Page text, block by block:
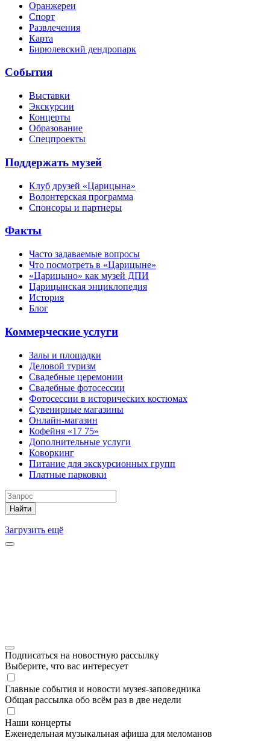
Оранжереи
Спорт
Развлечения
Карта
Бирюлевский дендропарк
События
Выставки
Экскурсии
Концерты
Образование
Спецпроекты
Поддержать музей
Клуб друзей «Царицына»
Волонтерская программа
Спонсоры и партнеры
Факты
Часто задаваемые вопросы
Что посмотреть в «Царицыне»
«Царицыно» как музей ДПИ
Царицынская энциклопедия
История
Блог
Коммерческие услуги
Залы и площадки
Деловой туризм
Свадебные церемонии
Свадебные фотосессии
Фотосессии в исторических костюмах
Сувенирные магазины
Онлайн-магазин
Кофейня «17 75»
Дополнительные услуги
Коворкинг
Питание для экскурсионных групп
Платные парковки
Найти
Загрузить ещё
Подписаться на новостную рассылку
Выберите, что вас интересует
Главные события и новости музея-заповедника
Общая рассылка обо всём раз в две недели
Наши концерты
Еженедельная музыкальная афиша для меломанов